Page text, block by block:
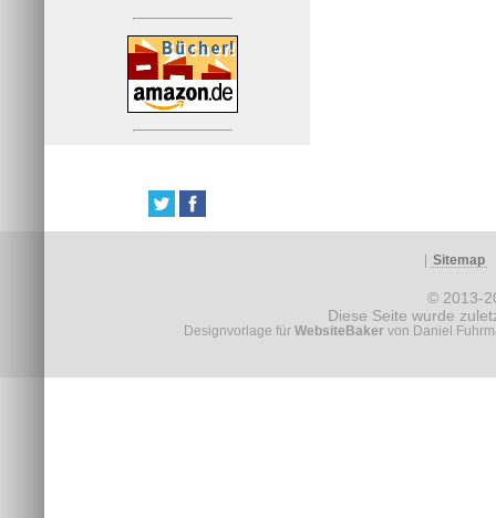
Sitemap
© 2013-
Diese Seite wurde
Designvorlage für WebsiteBakervon Daniel